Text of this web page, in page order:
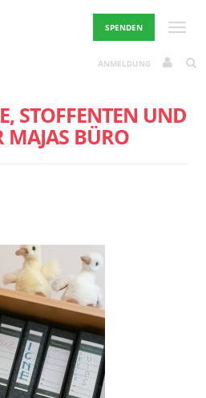
SPENDEN
ANMELDUNG
STOFFENTEN UND
MAJAS BÜRO